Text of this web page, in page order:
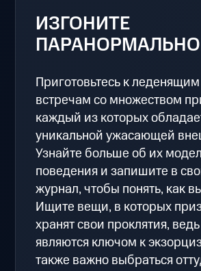
ИЗГОНИТЕ
Приготовьтесь к
встречам со множеством
каждый из которых
уникальной ужасающей
Узнайте больше об их
поведения и запишите в
журнал, чтобы понять, как
Ищите вещи, в которых
хранят свои проклятия,
являются ключом к
также важно выбраться